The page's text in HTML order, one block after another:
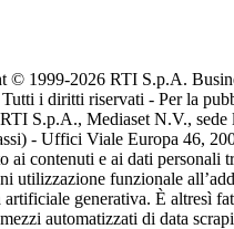
© 1999-2026 RTI S.p.A.
i diritti riservati - Per la
S.p.A., Mediaset N.V., sede
- Uffici Viale Europa 46,
ai contenuti e ai dati personali
utilizzazione funzionale
generativa. È altresì
automatizzati di data